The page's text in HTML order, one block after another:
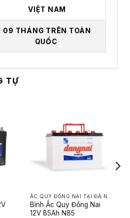
VIỆT NAM
09 THÁNG TRÊN TOÀN
QUỐC
TỰ
ẮC QUY ĐỒNG NAI TẠI ĐÀ NẴNG
Bình Ắc Quy Đồng Nai
12V 85Ah N85